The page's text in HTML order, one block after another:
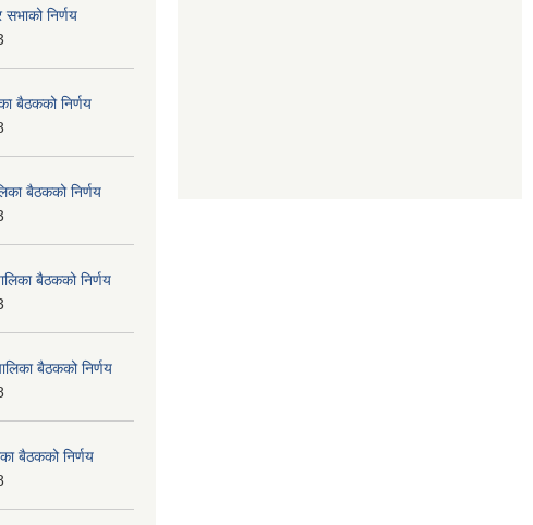
निर्णय
बैठकको निर्णय
बैठकको निर्णय
बैठकको निर्णय
बैठकको निर्णय
बैठकको निर्णय